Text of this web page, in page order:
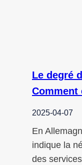
Le degré
2025-04-07
En
indique la
des